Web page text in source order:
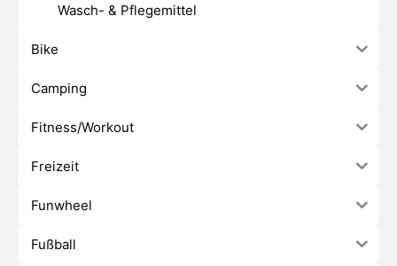
Wasch- & Pflegemittel
Bike
Camping
Fitness/Workout
Freizeit
Funwheel
Fußball